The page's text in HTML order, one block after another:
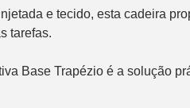
tarefas.